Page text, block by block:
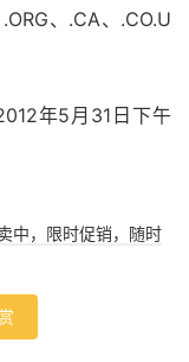
、.CA、.CO.U
年5月31日下午
中，限时促销，随时